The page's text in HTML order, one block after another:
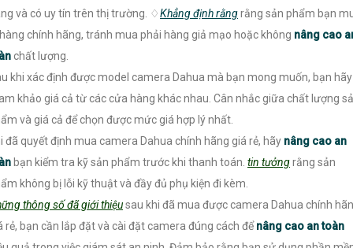
và có uy tín trên thị trường. ♢Khẳng định rằngrằng sản phẩm bạn
chính hãng, tránh mua phải hàng giả mạo hoặc không nâng cao
chất lượng.
khi xác định được model camera Dahua mà bạn mong muốn, bạn hãy
khảo giá cả từ các cửa hàng khác nhau. Cân nhắc giữa chất lượng
và giá cả để chọn được mức giá hợp lý nhất.
đã quyết định mua camera Dahua chính hãng giá rẻ, hãy nâng cao an
bạn kiểm tra kỹ sản phẩm trước khi thanh toán. tin tưởngrằng sản
không bị lỗi kỹ thuật và đầy đủ phụ kiện đi kèm.
thông số đã giới thiệusau khi đã mua được camera Dahua chính
rẻ, bạn cần lắp đặt và cài đặt camera đúng cách đểnâng cao an toàn